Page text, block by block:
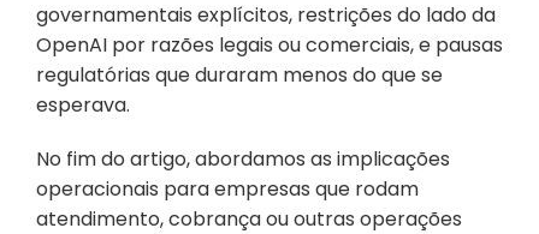
governamentais explícitos, restrições do lado da
OpenAI por razões legais ou comerciais, e pausas
regulatórias que duraram menos do que se
esperava.
No fim do artigo, abordamos as implicações
operacionais para empresas que rodam
atendimento, cobrança ou outras operações